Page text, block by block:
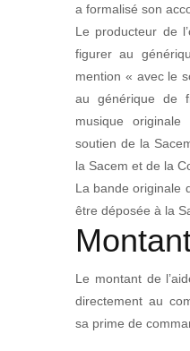
a formalisé son
Le producteur de
figurer au
mention « avec le
au générique de
musique
soutien de la
la Sacem et de la
La bande originale
être déposée à la
Le montant de
directement au
sa prime de